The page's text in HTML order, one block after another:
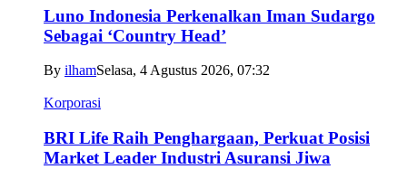
Luno Indonesia Perkenalkan Iman Sudargo
Sebagai ‘Country Head’
By ilhamSelasa, 4 Agustus 2026, 07:32
Korporasi
BRI Life Raih Penghargaan, Perkuat Posisi
Market Leader Industri Asuransi Jiwa